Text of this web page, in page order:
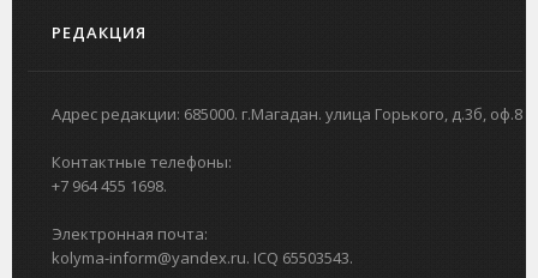
РЕДАКЦИЯ
Адрес редакции: 685000. г.Магадан. улица Горького, д.3б, оф.8
Контактные телефоны:
+7 964 455 1698.
Электронная почта:
kolyma-inform@yandex.ru. ICQ 65503543.